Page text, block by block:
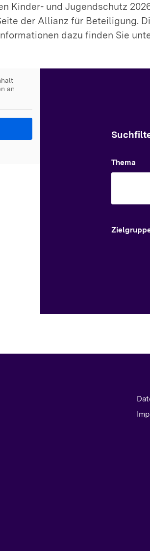
Kinder- und Jugendschutz
der Allianz für Beteiligung.
dazu finden Sie
an
Thema